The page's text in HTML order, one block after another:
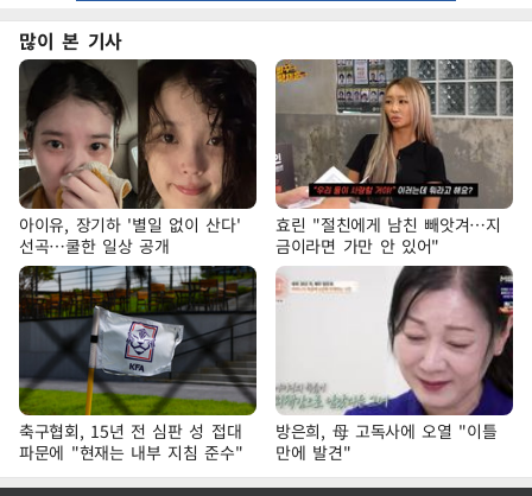
많이 본 기사
아이유, 장기하 '별일 없이 산다'
선곡…쿨한 일상 공개
효린 "절친에게 남친 빼앗겨…지
금이라면 가만 안 있어"
축구협회, 15년 전 심판 성 접대
파문에 "현재는 내부 지침 준수"
방은희, 母 고독사에 오열 "이틀
만에 발견"